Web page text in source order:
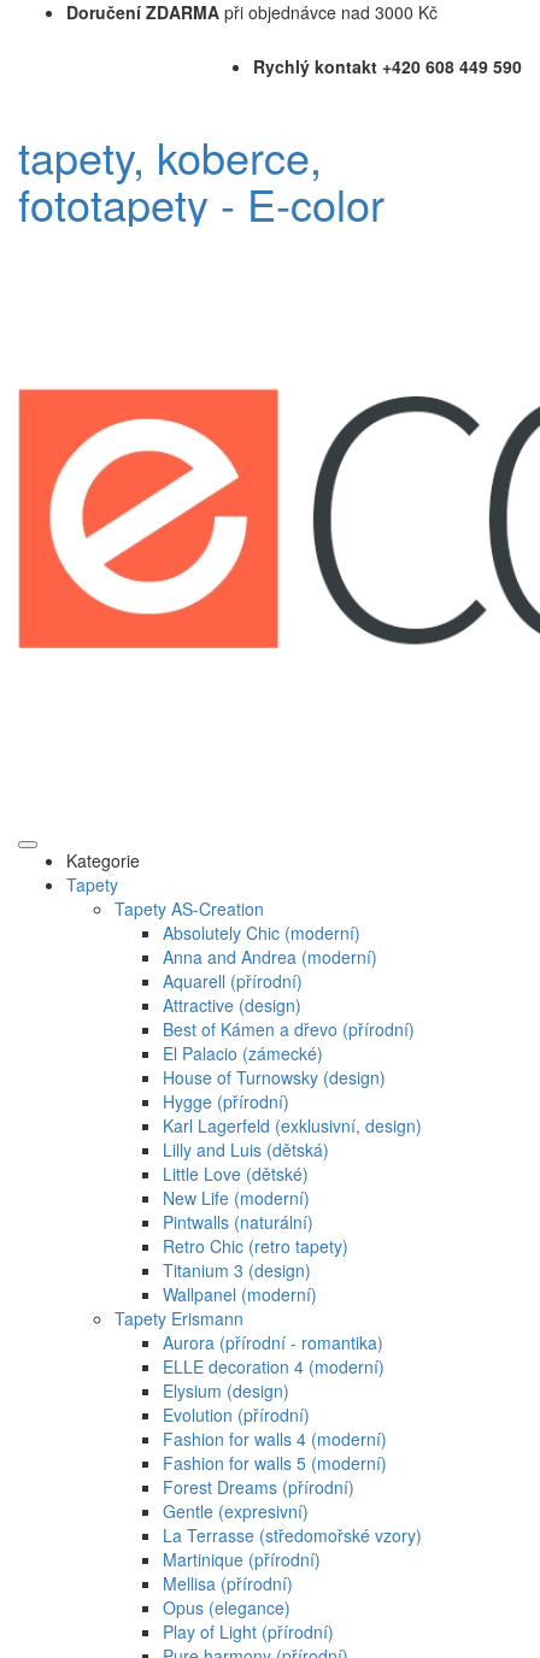
Doručení ZDARMA při objednávce nad 3000 Kč
Rychlý kontakt +420 608 449 590
tapety, koberce,
fototapety - E-color
Kategorie
Tapety
Tapety AS-Creation
Absolutely Chic (moderní)
Anna and Andrea (moderní)
Aquarell (přírodní)
Attractive (design)
Best of Kámen a dřevo (přírodní)
El Palacio (zámecké)
House of Turnowsky (design)
Hygge (přírodní)
Karl Lagerfeld (exklusivní, design)
Lilly and Luis (dětská)
Little Love (dětské)
New Life (moderní)
Pintwalls (naturální)
Retro Chic (retro tapety)
Titanium 3 (design)
Wallpanel (moderní)
Tapety Erismann
Aurora (přírodní - romantika)
ELLE decoration 4 (moderní)
Elysium (design)
Evolution (přírodní)
Fashion for walls 4 (moderní)
Fashion for walls 5 (moderní)
Forest Dreams (přírodní)
Gentle (expresivní)
La Terrasse (středomořské vzory)
Martinique (přírodní)
Mellisa (přírodní)
Opus (elegance)
Play of Light (přírodní)